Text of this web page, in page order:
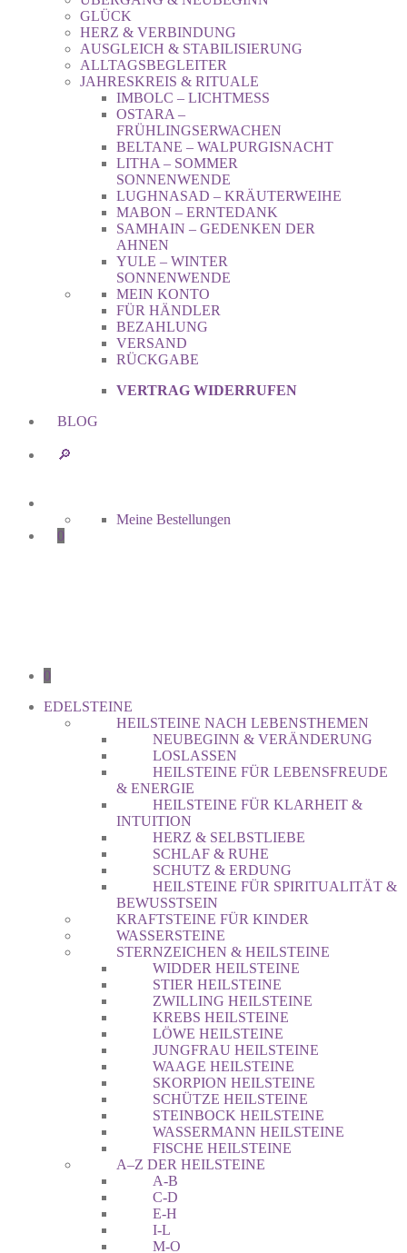
GLÜCK
HERZ & VERBINDUNG
AUSGLEICH & STABILISIERUNG
ALLTAGSBEGLEITER
JAHRESKREIS & RITUALE
IMBOLC – LICHTMESS
OSTARA –
FRÜHLINGSERWACHEN
BELTANE – WALPURGISNACHT
LITHA – SOMMER
SONNENWENDE
LUGHNASAD – KRÄUTERWEIHE
MABON – ERNTEDANK
SAMHAIN – GEDENKEN DER
AHNEN
YULE – WINTER
SONNENWENDE
MEIN KONTO
FÜR HÄNDLER
BEZAHLUNG
VERSAND
RÜCKGABE
VERTRAG WIDERRUFEN
BLOG
🔎︎
Meine Bestellungen
0
0
EDELSTEINE
HEILSTEINE NACH LEBENSTHEMEN
NEUBEGINN & VERÄNDERUNG
LOSLASSEN
HEILSTEINE FÜR LEBENSFREUDE
& ENERGIE
HEILSTEINE FÜR KLARHEIT &
INTUITION
HERZ & SELBSTLIEBE
SCHLAF & RUHE
SCHUTZ & ERDUNG
HEILSTEINE FÜR SPIRITUALITÄT &
BEWUSSTSEIN
KRAFTSTEINE FÜR KINDER
WASSERSTEINE
STERNZEICHEN & HEILSTEINE
WIDDER HEILSTEINE
STIER HEILSTEINE
ZWILLING HEILSTEINE
KREBS HEILSTEINE
LÖWE HEILSTEINE
JUNGFRAU HEILSTEINE
WAAGE HEILSTEINE
SKORPION HEILSTEINE
SCHÜTZE HEILSTEINE
STEINBOCK HEILSTEINE
WASSERMANN HEILSTEINE
FISCHE HEILSTEINE
A–Z DER HEILSTEINE
A-B
C-D
E-H
I-L
M-O